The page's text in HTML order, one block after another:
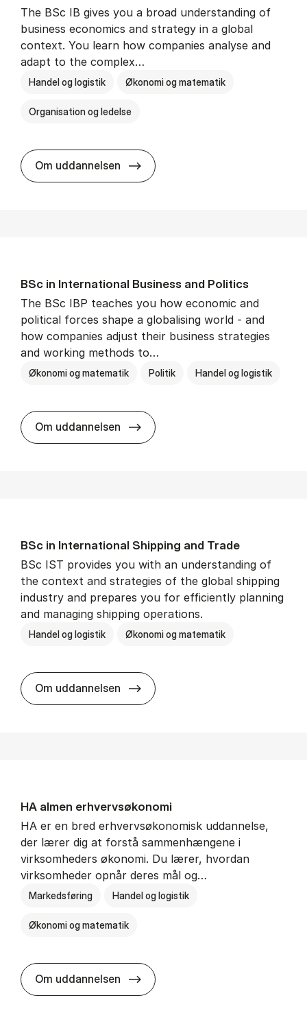
The BSc IB gives you a broad understanding of
business economics and strategy in a global
context. You learn how companies analyse and
adapt to the complex…
Handel og logistik Økonomi og matematik
Organisation og ledelse
Om uddannelsen BSc in In­ter­na­tion­al Busi­ness
BSc in In­ter­na­tion­al Busi­ness and Polit­ics
The BSc IBP teaches you how economic and
political forces shape a globalising world - and
how companies adjust their business strategies
and working methods to…
Økonomi og matematik Politik Handel og logistik
Om uddannelsen BSc in In­ter­na­tion­al Busi­ness
BSc in In­ter­na­tion­al Ship­ping and Trade
BSc IST provides you with an understanding of
the context and strategies of the global shipping
industry and prepares you for efficiently planning
and managing shipping operations.
Handel og logistik Økonomi og matematik
Om uddannelsen BSc in In­ter­na­tion­al Ship­ping
HA al­men erhvervs­økonomi
HA er en bred erhvervsøkonomisk uddannelse,
der lærer dig at forstå sammenhængene i
virksomheders økonomi. Du lærer, hvordan
virksomheder opnår deres mål og…
Markedsføring Handel og logistik
Økonomi og matematik
Om uddannelsen HA al­men erhvervs­økonomi